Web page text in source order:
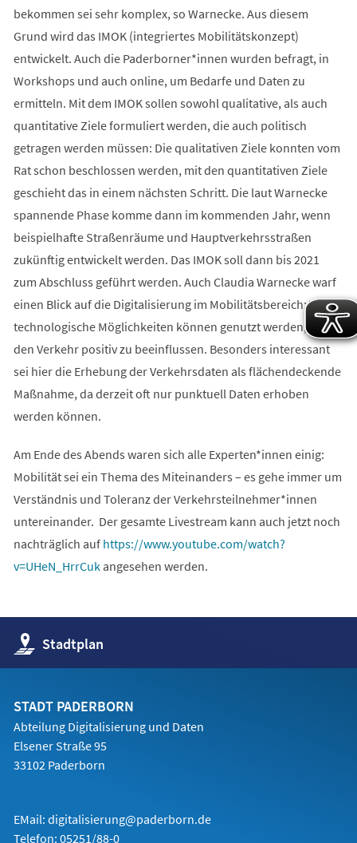
bekommen sei sehr komplex, so Warnecke. Aus diesem
Grund wird das IMOK (integriertes Mobilitätskonzept)
entwickelt. Auch die Paderborner*innen wurden befragt, in
Workshops und auch online, um Bedarfe und Daten zu
ermitteln. Mit dem IMOK sollen sowohl qualitative, als auch
quantitative Ziele formuliert werden, die auch politisch
getragen werden müssen: Die qualitativen Ziele konnten vom
Rat schon beschlossen werden, mit den quantitativen Ziele
geschieht das in einem nächsten Schritt. Die laut Warnecke
spannende Phase komme dann im kommenden Jahr, wenn
beispielhafte Straßenräume und Hauptverkehrsstraßen
zukünftig entwickelt werden. Das IMOK soll dann bis 2021
zum Abschluss geführt werden. Auch Claudia Warnecke warf
einen Blick auf die Digitalisierung im Mobilitätsbereich: Viele
technologische Möglichkeiten können genutzt werden, um
den Verkehr positiv zu beeinflussen. Besonders interessant
sei hier die Erhebung der Verkehrsdaten als flächendeckende
Maßnahme, da derzeit oft nur punktuell Daten erhoben
werden können.
Am Ende des Abends waren sich alle Experten*innen einig:
Mobilität sei ein Thema des Miteinanders – es gehe immer um
Verständnis und Toleranz der Verkehrsteilnehmer*innen
untereinander. Der gesamte Livestream kann auch jetzt noch
nachträglich auf https://www.youtube.com/watch?
v=UHeN_HrrCuk
(Öffnet
neuen
Tab)
angesehen werden.
Stadtplan
(Öffnet
in
einem
Tab)
STADT PADERBORN
Abteilung Digitalisierung und Daten
Elsener Straße 95
33102 Paderborn
EMail: digitalisierung@paderborn.de
Telefon: 05251/88-0